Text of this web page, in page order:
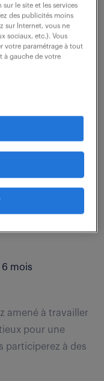
(F/H) pour
(f/h)
6 mois
amené à travailler
pour une
participerez à des
le site et les services
des publicités moins
sur Internet, vous ne
sociaux, etc.). Vous
votre paramétrage à tout
à gauche de votre